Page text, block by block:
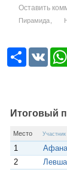
Оставить
Пирамида
Р
V
K
Итоговый
Место Участник
1
2